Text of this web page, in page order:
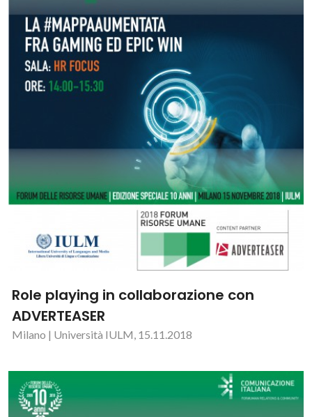
Role playing in collaborazione con
ADVERTEASER
Milano | Università IULM, 15.11.2018